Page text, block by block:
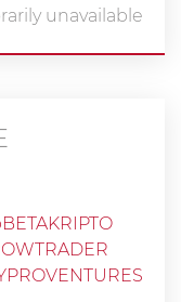
unavailable
BETAKRIPTO